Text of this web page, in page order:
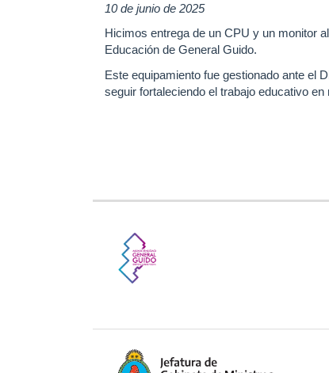
10 de junio de 2025
Hicimos entrega de un CPU y un monitor
Educación de General Guido.
Este equipamiento fue gestionado ante el
seguir fortaleciendo el trabajo educativo en